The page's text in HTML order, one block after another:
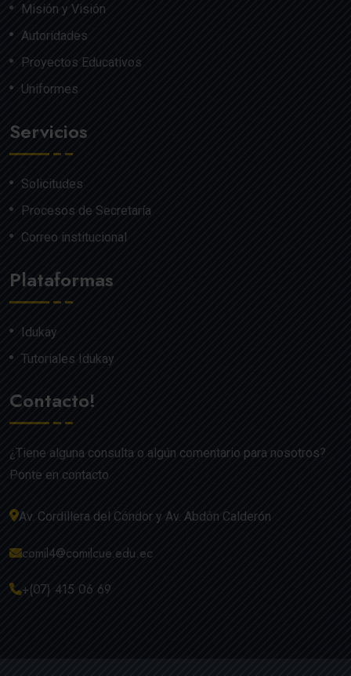
Misión y Visión
Autoridades
Proyectos Educativos
Uniformes
Servicios
Solicitudes
Procesos de Secretaría
Correo institucional
Plataformas
Idukay
Tutoriales Idukay
Contacto!
¿Tiene alguna consulta o algún comentario para nosotros?
Ponte en contacto
Av. Cordillera del Cóndor y Av. Abdón Calderón
comil4@comilcue.edu.ec
+(07) 415 06 69